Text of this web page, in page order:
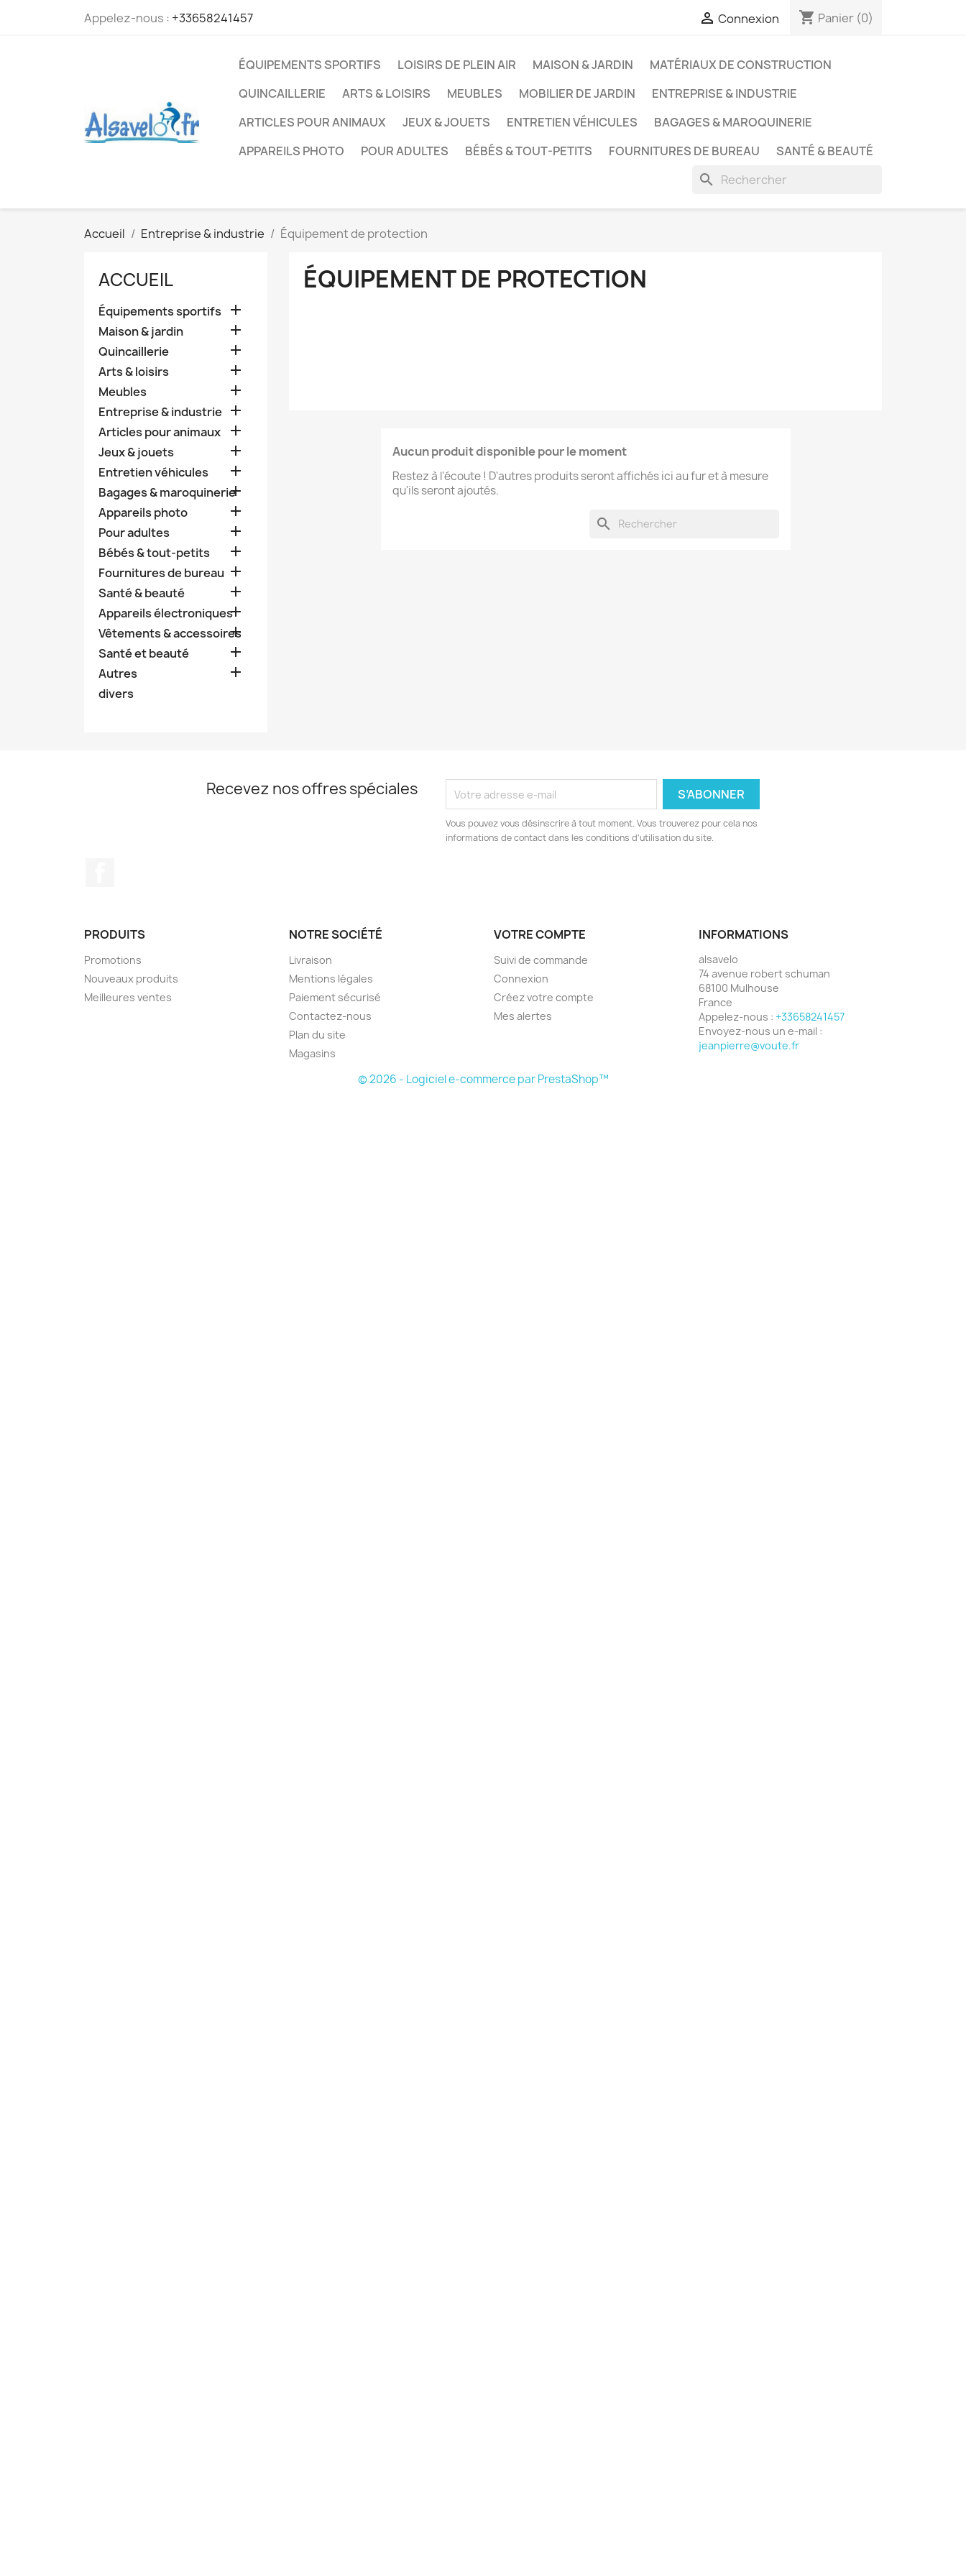
Appelez-nous : +33658241457  Connexion shopping_cart Panier (0)
ÉQUIPEMENTS SPORTIFS LOISIRS DE PLEIN AIR MAISON & JARDIN
MATÉRIAUX DE CONSTRUCTION
QUINCAILLERIE
ARTS & LOISIRS MEUBLES MOBILIER DE JARDIN
ENTREPRISE & INDUSTRIE
ARTICLES POUR ANIMAUX
JEUX & JOUETS ENTRETIEN VÉHICULES
BAGAGES & MAROQUINERIE
APPAREILS PHOTO
POUR ADULTES BÉBÉS & TOUT-PETITS FOURNITURES DE BUREAU SANTÉ & BEAUTÉ
search
Accueil Entreprise & industrie Équipement de protection
ACCUEIL
Équipements sportifs 
Maison & jardin 
Quincaillerie 
Arts & loisirs 
Meubles 
Entreprise & industrie 
Articles pour animaux 
Jeux & jouets 
Entretien véhicules 
Bagages & maroquinerie

Appareils photo 
Pour adultes 
Bébés & tout-petits 
Fournitures de bureau 
Santé & beauté 
Appareils électroniques
Vêtements & accessoires

Santé et beauté 
Autres 
divers
ÉQUIPEMENT DE PROTECTION
Aucun produit disponible pour le moment
Restez à l'écoute ! D'autres produits seront affichés ici au fur et à mesure
qu'ils seront ajoutés.
search
Recevez nos offres spéciales
Vous pouvez vous désinscrire à tout moment. Vous trouverez pour cela nos
informations de contact dans les conditions d'utilisation du site.
PRODUITS
Promotions
Nouveaux produits
Meilleures ventes
NOTRE SOCIÉTÉ
Livraison
Mentions légales
Paiement sécurisé
Contactez-nous
Plan du site
Magasins
VOTRE COMPTE
Suivi de commande
Connexion
Créez votre compte
Mes alertes
INFORMATIONS
alsavelo
74 avenue robert schuman
68100 Mulhouse
France
Appelez-nous : +33658241457
Envoyez-nous un e-mail :
jeanpierre@voute.fr
© 2026 - Logiciel e-commerce par PrestaShop™